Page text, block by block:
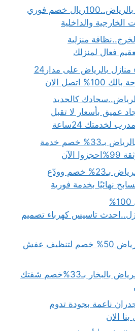
شركة تنظيف ارضيات بالرياض..100ريال خصم فوري
والداخلية
منزلية
شركة صيانة كهرباء منازل بالرياض على مدار24
اتصل الان
كالجديد
سجاد عميق بأسعار لا تقبل
لخدمتك 24ساعة
شركة تنظيف وتعقيم بالرياض بـ33% خصم خدمة
شركة ترميم مسابح بالرياض بـ23% خصم وودّع
نهائيًا بخدمة فورية
تاسيس كهرباء متكامل 100%
تاسيس كهرباء تصميم
شركة تنظيف اثاث بالرياض 50% خصم لتنظيف عفش
شركة تنظيف شقق بالرياض بالبخار بـ33%خصم شقتك
ناعمة بجودة تدوم